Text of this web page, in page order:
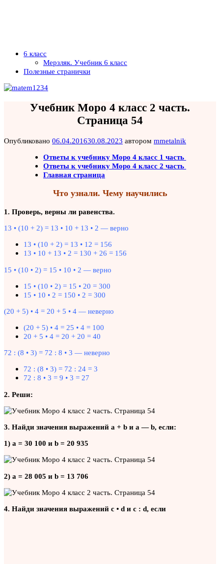
6 класс
Мерзляк. Учебник 6 класс
Полезные странички
Учебник Моро 4 класс 2 часть.
Страница 54
Опубликовано 06.04.201630.08.2023 автором mmetalnik
Ответы к учебнику Моро 4 класс 1 часть
Ответы к учебнику Моро 4 класс 2 часть
Главная страница
Что узнали. Чему научились
1. Проверь, верны ли равенства.
13 • (10 + 2) = 13 • 10 + 13 • 2 — верно
13 • (10 + 2) = 13 • 12 = 156
13 • 10 + 13 • 2 = 130 + 26 = 156
15 • (10 • 2) = 15 • 10 • 2 — верно
15 • (10 • 2) = 15 • 20 = 300
15 • 10 • 2 = 150 • 2 = 300
(20 + 5) • 4 = 20 + 5 • 4 — неверно
(20 + 5) • 4 = 25 • 4 = 100
20 + 5 • 4 = 20 + 20 = 40
72 : (8 • 3) = 72 : 8 • 3 — неверно
72 : (8 • 3) = 72 : 24 = 3
72 : 8 • 3 = 9 • 3 = 27
2. Реши:
3. Найди значения выражений а + b и а — b, если:
1) а = 30 100 и b = 20 935
2) а = 28 005 и b = 13 706
4. Найди значения выражений с • d и с : d, если